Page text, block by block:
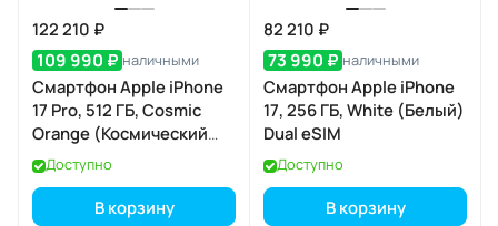
122 210 ₽
109 990 ₽ наличными
Смартфон Apple iPhone
17 Pro, 512 ГБ, Cosmic
Orange (Космический
оранжевый) Dual eSIM
Доступно
В корзину
82 210 ₽
73 990 ₽ наличными
Смартфон Apple iPhone
17, 256 ГБ, White (Белый)
Dual eSIM
Доступно
В корзину